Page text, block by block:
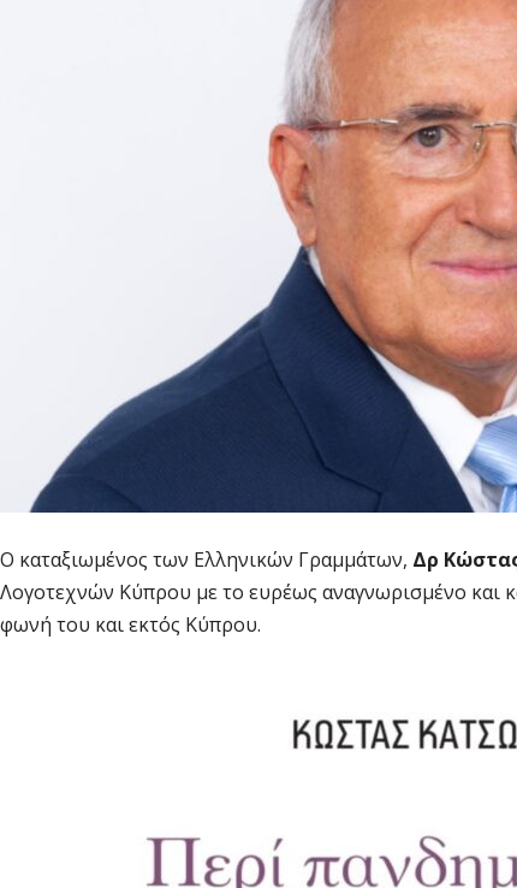
Ο καταξιωμένος των Ελληνικών Γραμμάτων, Δρ
Λογοτεχνών Κύπρου με το ευρέως αναγνωρισμένο και
φωνή του και εκτός Κύπρου.